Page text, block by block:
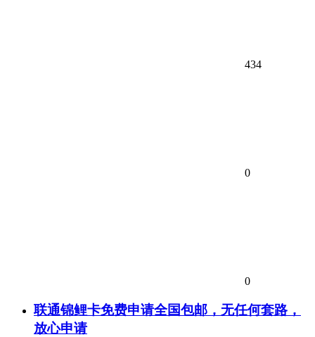
434
0
0
联通锦鲤卡免费申请全国包邮，无任何套路，
放心申请